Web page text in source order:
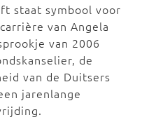
staat symbool voor
van Angela
van 2006
de
van de Duitsers
jarenlange